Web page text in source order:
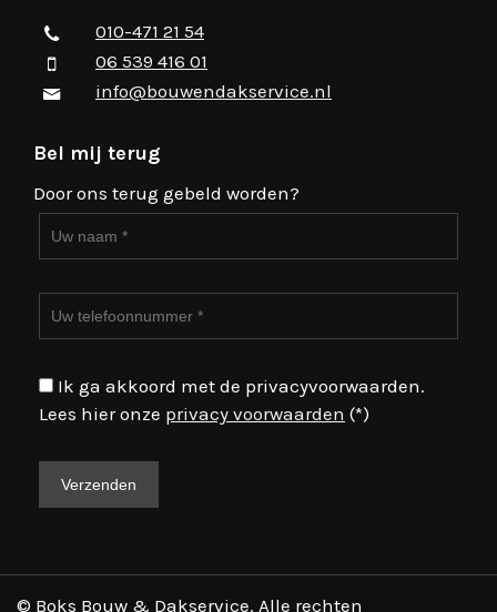
010-471 21 54
06 539 416 01
info@bouwendakservice.nl
Bel mij terug
Door ons terug gebeld worden?
Ik ga akkoord met de privacyvoorwaarden.
Lees hier onze privacy voorwaarden (*)
© Boks Bouw & Dakservice. Alle rechten